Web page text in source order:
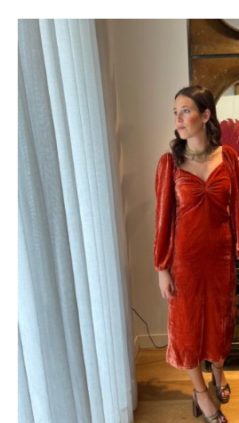
Your
email
tucorreo@example.com
First
Name
Nombre
Suscribirme